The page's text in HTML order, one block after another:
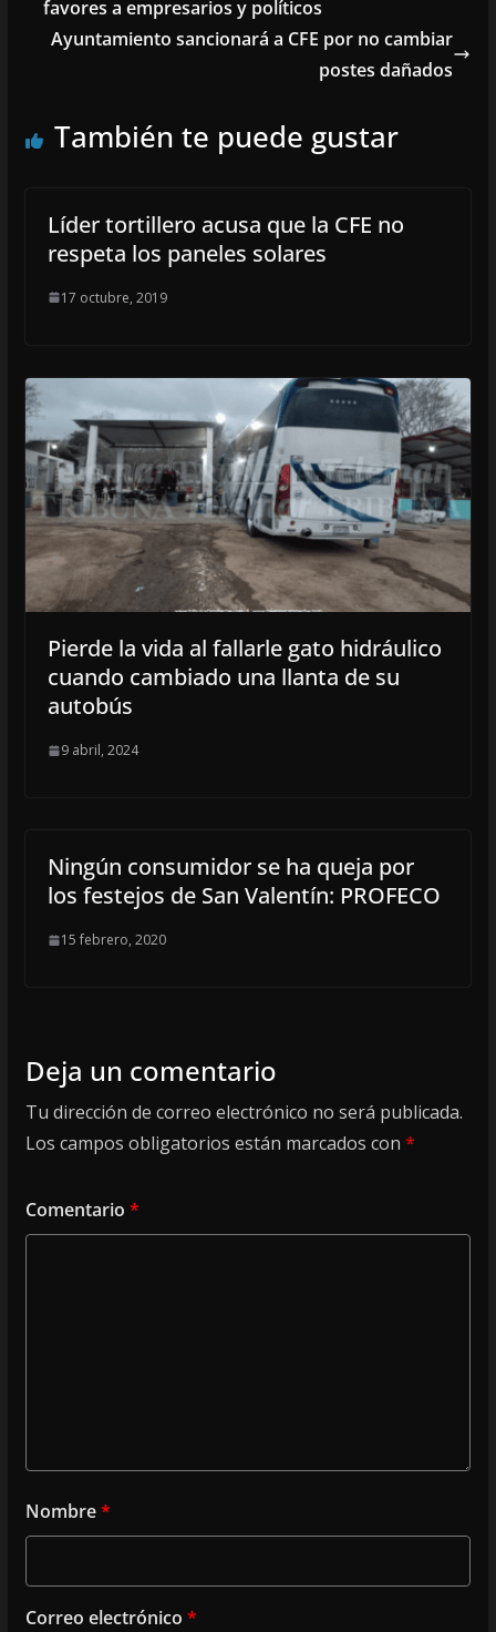
favores a empresarios y políticos
Ayuntamiento sancionará a CFE por no cambiar
postes dañados
También te puede gustar
Líder tortillero acusa que la CFE no
respeta los paneles solares
17 octubre, 2019
Pierde la vida al fallarle gato hidráulico
cuando cambiado una llanta de su
autobús
9 abril, 2024
Ningún consumidor se ha queja por
los festejos de San Valentín: PROFECO
15 febrero, 2020
Deja un comentario
Tu dirección de correo electrónico no será publicada.
Los campos obligatorios están marcados con *
Comentario *
Nombre*
Correo electrónico *